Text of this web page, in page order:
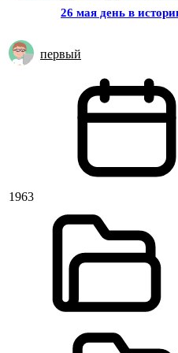
26 мая день в
первый
1963